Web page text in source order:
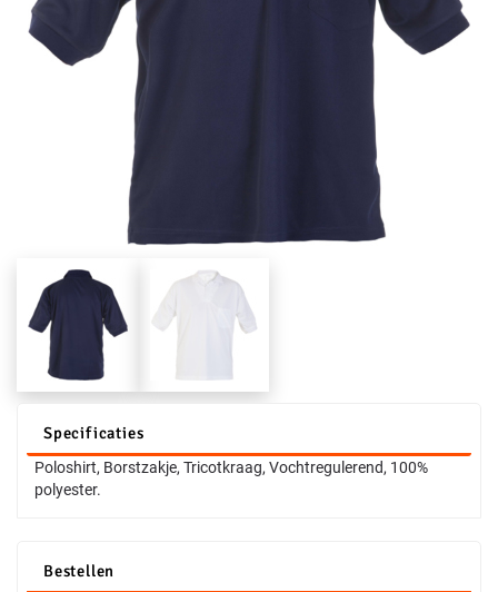
Specificaties
Poloshirt, Borstzakje, Tricotkraag, Vochtregulerend, 100%
polyester.
Bestellen